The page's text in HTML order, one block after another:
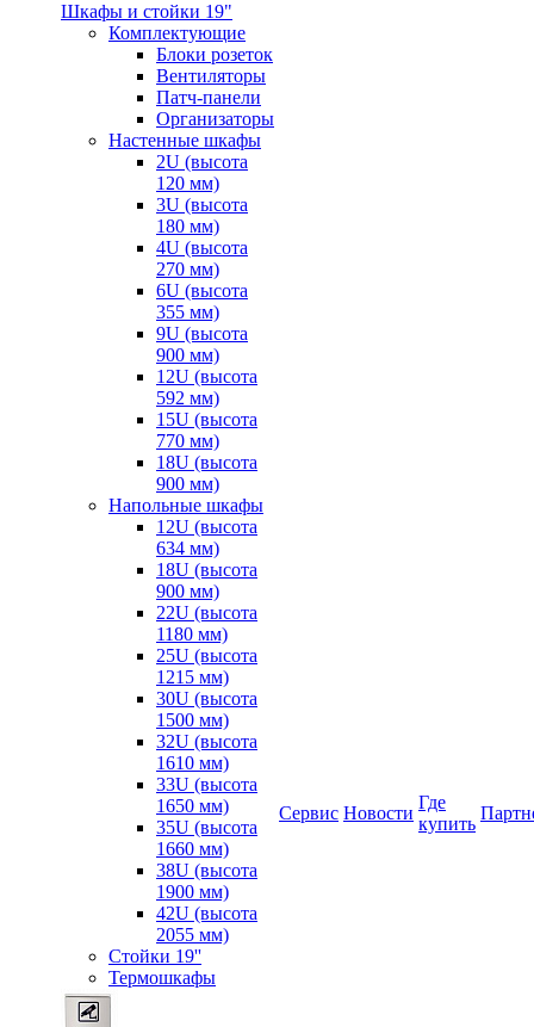
Шкафы и стойки 19"
Комплектующие
Блоки розеток
Вентиляторы
Патч-панели
Организаторы
Настенные шкафы
2U (высота
120 мм)
3U (высота
180 мм)
4U (высота
270 мм)
6U (высота
355 мм)
9U (высота
900 мм)
12U (высота
592 мм)
15U (высота
770 мм)
18U (высота
900 мм)
Напольные шкафы
12U (высота
634 мм)
18U (высота
900 мм)
22U (высота
1180 мм)
25U (высота
1215 мм)
30U (высота
1500 мм)
32U (высота
1610 мм)
33U (высота
1650 мм)
35U (высота
1660 мм)
38U (высота
1900 мм)
42U (высота
2055 мм)
Стойки 19''
Термошкафы
Сервис Новости
Где
купить